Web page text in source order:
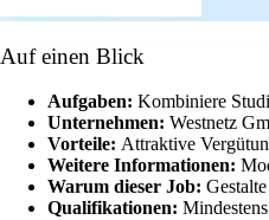
Auf einen Blick
Aufgaben: Kombiniere
Unternehmen: Westnetz
Vorteile: Attraktive
Weitere Informationen:
Warum dieser Job:
Qualifikationen: